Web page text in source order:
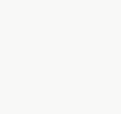
Узнайте,
грозный
сильного